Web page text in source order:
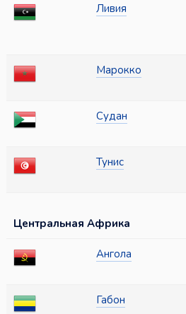
Ливия
Марокко
Судан
Тунис
Центральная Африка
Ангола
Габон